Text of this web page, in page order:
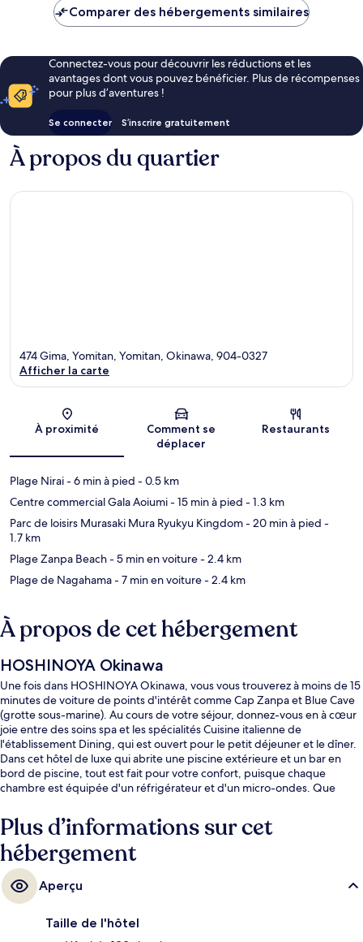
est
de
Comparer des hébergements similaires
Connectez-vous pour découvrir les réductions et les
avantages dont vous pouvez bénéficier. Plus de récompenses
pour plus d’aventures !
Se connecter S’inscrire gratuitement
À propos du quartier
Carte
474 Gima, Yomitan, Yomitan, Okinawa, 904-0327
Afficher la carte
À proximité
Comment se
déplacer
Restaurants
Plage Nirai- 6 min à pied - 0.5 km
Centre commercial Gala Aoiumi- 15 min à pied - 1.3 km
Parc de loisirs Murasaki Mura Ryukyu Kingdom- 20 min à pied -
1.7 km
Plage Zanpa Beach- 5 min en voiture- 2.4 km
Plage de Nagahama- 7 min en voiture- 2.4 km
À propos de cet hébergement
HOSHINOYA Okinawa
Une fois dans HOSHINOYA Okinawa, vous vous trouverez à moins de 15
minutes de voiture de points d'intérêt comme Cap Zanpa et Blue Cave
(grotte sous-marine). Au cours de votre séjour, donnez-vous en à cœur
joie entre des soins spa et les spécialités Cuisine italienne de
l'établissement Dining, qui est ouvert pour le petit déjeuner et le dîner.
Dans cet hôtel de luxe qui abrite une piscine extérieure et un bar en
bord de piscine, tout est fait pour votre confort, puisque chaque
chambre est équipée d'un réfrigérateur et d'un micro-ondes. Que
Plus d’informations sur cet
hébergement
Aperçu
Taille de l'hôtel